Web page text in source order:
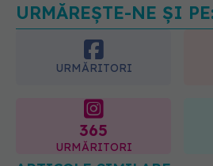
365
ARTICOLE SIMILARE